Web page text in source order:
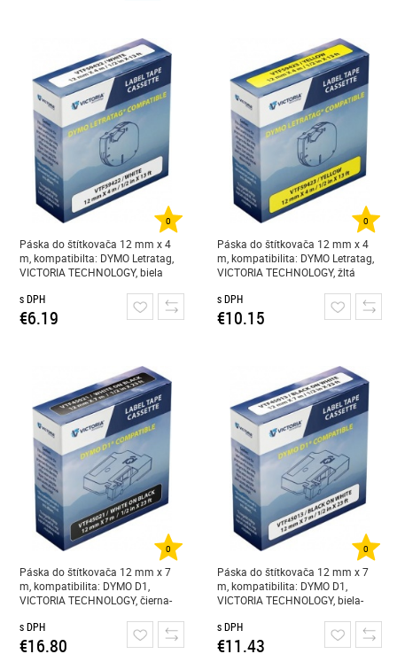
0
Páska do štítkovača 12 mm x 4
m, kompatibilta: DYMO Letratag,
VICTORIA TECHNOLOGY, biela
s DPH
€6.19
0
Páska do štítkovača 12 mm x 4
m, kompatibilita: DYMO Letratag,
VICTORIA TECHNOLOGY, žltá
s DPH
€10.15
0
Páska do štítkovača 12 mm x 7
m, kompatibilita: DYMO D1,
VICTORIA TECHNOLOGY, čierna-
s DPH
€16.80
0
Páska do štítkovača 12 mm x 7
m, kompatibilita: DYMO D1,
VICTORIA TECHNOLOGY, biela-
s DPH
€11.43